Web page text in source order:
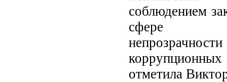
соблюдением
сфере
отметила